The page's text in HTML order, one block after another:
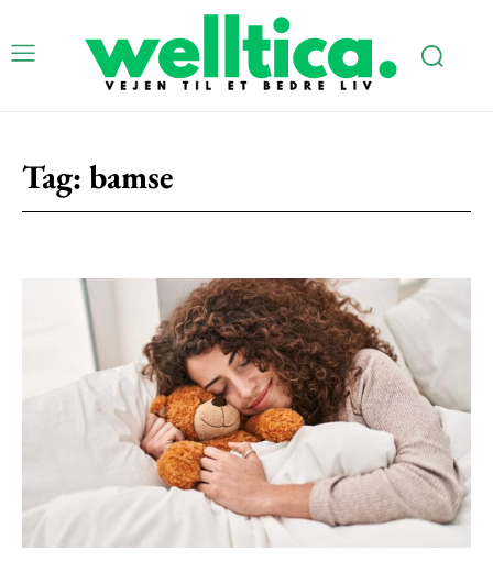
Subscription Plans
Free limited access
Gratis / forever
Etiam est nibh, lobortis sit
Praesent euismod ac
Ut mollis pellentesque tortor
Nullam eu erat condimentum
Tag: bamse